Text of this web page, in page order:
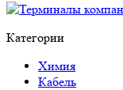
Категории
Химия
Кабель